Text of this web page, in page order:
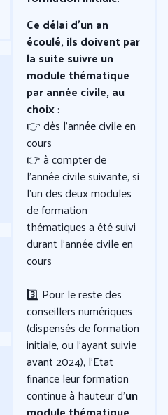
Ce délai d’un an
écoulé, ils doivent par
la suite suivre un
module thématique
par année civile, au
choix:
👉 dès l’année civile en
cours
👉 à compter de
l’année civile suivante, si
l’un des deux modules
de formation
thématiques a été suivi
durant l’année civile en
cours
3️⃣ Pour le reste des
conseillers numériques
(dispensés de formation
initiale, ou l’ayant suivie
avant 2024), l’Etat
finance leur formation
continue à hauteur d’un